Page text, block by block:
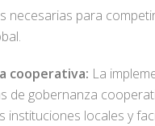
necesarias para
cooperativa: La
de gobernanza
instituciones locales y